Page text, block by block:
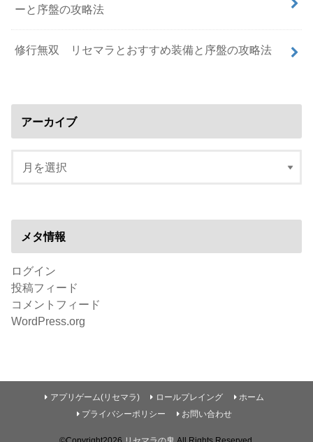
ーと序盤の攻略法
修行無双 リセマラとおすすめ装備と序盤の攻略法
アーカイブ
メタ情報
ログイン
投稿フィード
コメントフィード
WordPress.org
アプリゲーム(リセマラ) ロールプレイング
ホーム
プライバシーポリシー
お問い合わせ
©Copyright2026 リセマラの鬼 .All Rights Reserved.